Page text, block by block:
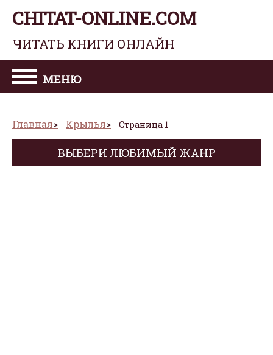
CHITAT-ONLINE.COM
ЧИТАТЬ КНИГИ ОНЛАЙН
МЕНЮ
Главная Крылья Страница 1
ВЫБЕРИ ЛЮБИМЫЙ ЖАНР